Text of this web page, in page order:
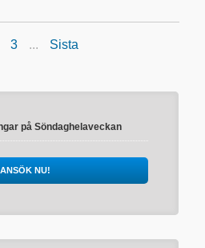
3 ... Sista
på Söndaghelaveckan
ANSÖK NU!